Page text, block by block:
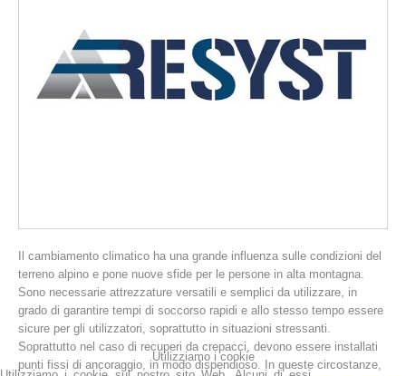
Il cambiamento climatico ha una grande influenza sulle condizioni del
terreno alpino e pone nuove sfide per le persone in alta montagna.
Sono necessarie attrezzature versatili e semplici da utilizzare, in
grado di garantire tempi di soccorso rapidi e allo stesso tempo essere
sicure per gli utilizzatori, soprattutto in situazioni stressanti.
Soprattutto nel caso di recuperi da crepacci, devono essere installati
punti fissi di ancoraggio, in modo dispendioso. In queste circostanze,
Utilizziamo i cookie